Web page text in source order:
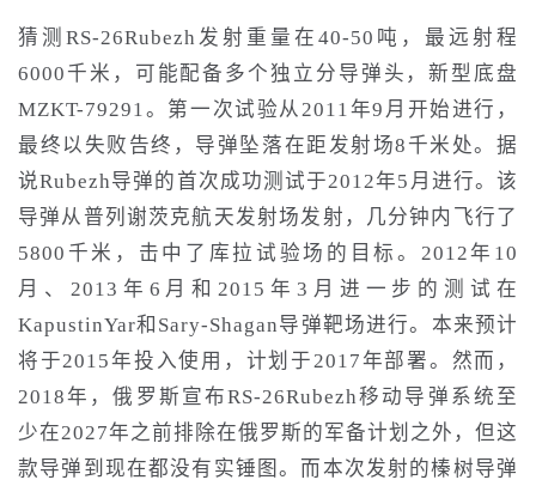
猜测 RS-26Rubezh发射重量 在 40-50吨 ， 最远射程
6000千米，可能配备多个独立 分导弹头，新型底盘
MZKT-79291。 第一次试验从2011年9月开始进行，
最终以失败告终，导弹坠落在距发射场8千米 处。据
说Rubezh导弹的首次成功测试于2012年5月进行。该
导弹从普列谢茨克航天发射场发射，几分钟内飞行了
5800 千米 ，击中了库拉试验场的目标。2012年10
月、2013年6月和2015年3月进一步的测试在
KapustinYar和Sary-Shagan导弹靶场进行。 本来预计
将于2015年投入使用，计划于2017年部署。然而，
2018年，俄罗斯宣布RS-26Rubezh移动导弹系统 至
少在2027年之前排除在俄罗斯的军备计划之外 ，但这
款导弹到现在都没有实锤图。 而本次发射的榛树导弹